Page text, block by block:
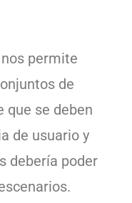
permite
de
que se deben
de usuario y
debería poder